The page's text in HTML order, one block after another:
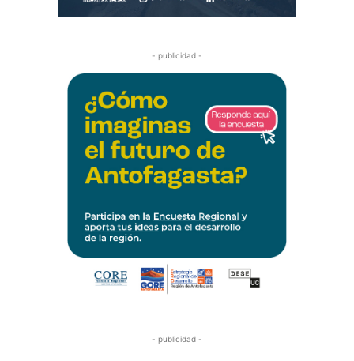
- publicidad -
- publicidad -